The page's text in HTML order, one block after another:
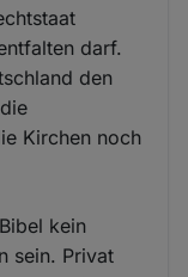
darf.
den
Kirchen noch
kein
sein. Privat